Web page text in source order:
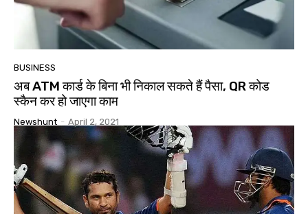
BUSINESS
अब ATM कार्ड के बिना भी निकाल सकते हैं पैसा, QR कोड
स्कैन कर हो जाएगा काम
Newshunt - April 2, 2021